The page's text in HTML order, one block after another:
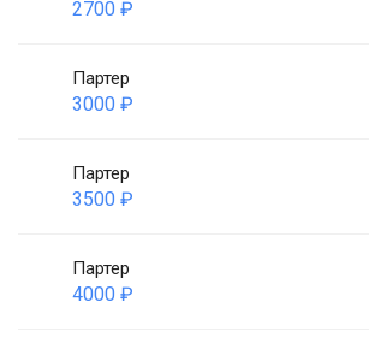
2700 ₽
Партер
3000 ₽
Партер
3500 ₽
Партер
4000 ₽